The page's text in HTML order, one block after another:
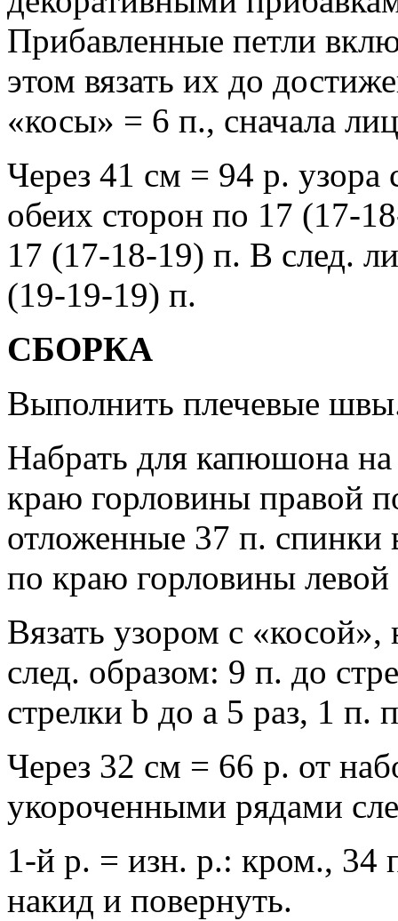
Прибавленные петли
этом вязать их до
«косы» = 6 п., сначала
Через 41 см = 94 р. узора
обеих сторон по 17 (17-
17 (17-18-19) п. В след.
(19-19-19) п.
СБОРКА
Выполнить плечевые
Набрать для капюшона
краю горловины правой
отложенные 37 п. спинки
по краю горловины
Вязать узором с
след. образом: 9 п. до
стрелки b до a 5 раз, 1 п.
Через 32 см = 66 р. от
укороченными рядами
1-й р. = изн. р.: кром., 34
накид и повернуть.